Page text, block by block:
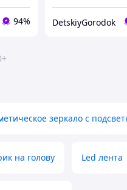
94% DetskiyGorodok
зеркало с
на голову Led лента